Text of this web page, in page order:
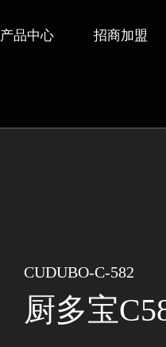
产品中心 招商加盟
CUDUBO-C-582
厨多宝